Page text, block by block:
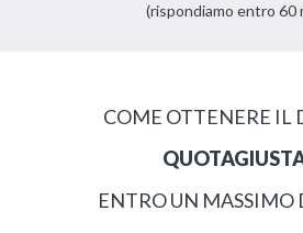
(rispondiamo entro 60
COME OTTENERE
ENTRO UN MASSIMO